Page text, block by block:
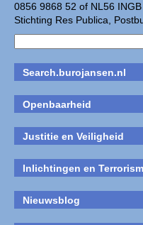
0856 9868 52 of NL56
Stichting Res Publica,
Search.burojansen.nl
Openbaarheid
Justitie en Veiligheid
Inlichtingen en
Nieuwsblog